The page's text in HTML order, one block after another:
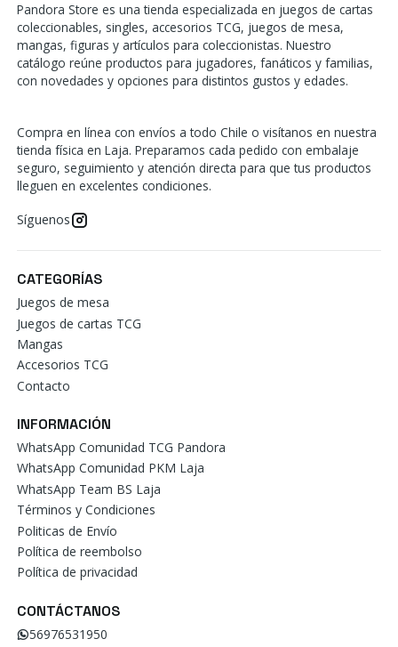
Pandora Store es una tienda especializada en juegos de cartas
coleccionables, singles, accesorios TCG, juegos de mesa,
mangas, figuras y artículos para coleccionistas. Nuestro
catálogo reúne productos para jugadores, fanáticos y familias,
con novedades y opciones para distintos gustos y edades.
Compra en línea con envíos a todo Chile o visítanos en nuestra
tienda física en Laja. Preparamos cada pedido con embalaje
seguro, seguimiento y atención directa para que tus productos
lleguen en excelentes condiciones.
Síguenos
CATEGORÍAS
Juegos de mesa
Juegos de cartas TCG
Mangas
Accesorios TCG
Contacto
INFORMACIÓN
WhatsApp Comunidad TCG Pandora
WhatsApp Comunidad PKM Laja
WhatsApp Team BS Laja
Términos y Condiciones
Politicas de Envío
Política de reembolso
Política de privacidad
CONTÁCTANOS
56976531950